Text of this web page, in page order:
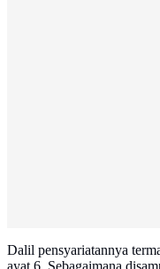
Dalil pensyariatannya